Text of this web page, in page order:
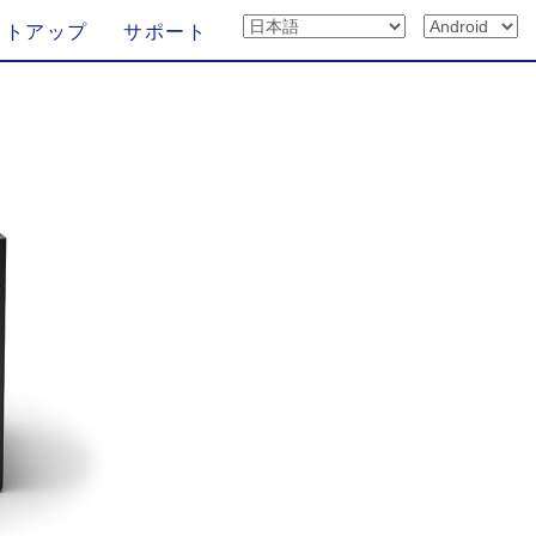
トアップ サポート